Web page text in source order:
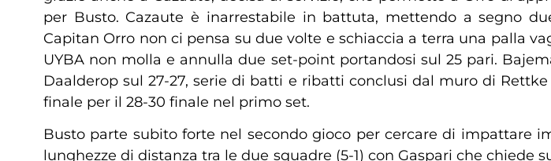
per Busto. Cazaute è inarrestabile in battuta, mettendo a segno
Capitan Orro non ci pensa su due volte e schiaccia a terra una palla
UYBA non molla e annulla due set-point portandosi sul 25 pari.
Daalderop sul 27-27, serie di batti e ribatti conclusi dal muro di
finale per il 28-30 finale nel primo set.
Busto parte subito forte nel secondo gioco per cercare di impattare
lunghezze di distanza tra le due squadre (5-1) con Gaspari che